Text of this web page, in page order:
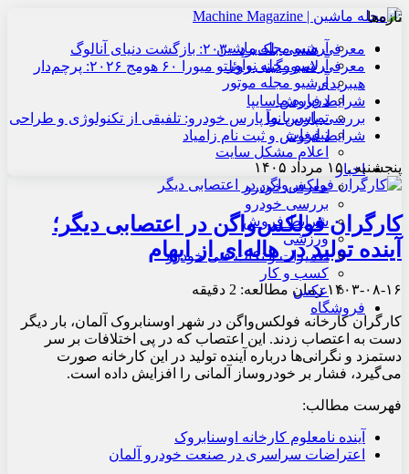
آرشیو مجله ماشین
آرشیو مجله نوآور
آرشیو مجله موتور
درباره ما
تماس با ما
تبلیغات
اعلام مشکل سایت
اخبار
معرفی خودرو
بررسی خودرو
شرایط فروش
ورزشی
تعمیرات و نکات فنی خودرو
کسب و کار
عکس
فروشگاه
تازه‌ها
معرفی هنسی بلک‌برد ۲۰۳۰: بازگشت دنیای آنالوگ
معرفی لامبورگینی روئلتو میورا ۶۰ هومج ۲۰۲۶: پرچم‌دار
هیبریدی
شرایط فروش سایپا
بررسی پارس نوآ پارس خودرو: تلفیقی از تکنولوژی و طراحی
شرایط فروش و ثبت نام زامیاد
پنجشنبه , ۱۵ مرداد ۱۴۰۵
کارگران فولکس‌واگن در اعتصابی دیگر؛
آینده تولید در هاله‌ای از ابهام
۱۴۰۳-۰۸-۱۶زمان مطالعه: 2 دقیقه
کارگران کارخانه فولکس‌واگن در شهر اوسنابروک آلمان، بار دیگر
دست به اعتصاب زدند. این اعتصاب که در پی اختلافات بر سر
دستمزد و نگرانی‌ها درباره آینده تولید در این کارخانه صورت
می‌گیرد، فشار بر خودروساز آلمانی را افزایش داده است.
فهرست مطالب:
آینده نامعلوم کارخانه اوسنابروک
اعتراضات سراسری در صنعت خودرو آلمان